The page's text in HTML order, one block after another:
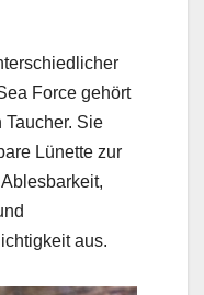
Force gehört
Sie
Lünette zur
aus.